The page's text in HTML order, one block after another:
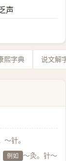
声
熙字典 说文解
～针。
例如 ～灸。针～